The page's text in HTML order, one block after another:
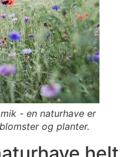
- en naturhave er
og planter.